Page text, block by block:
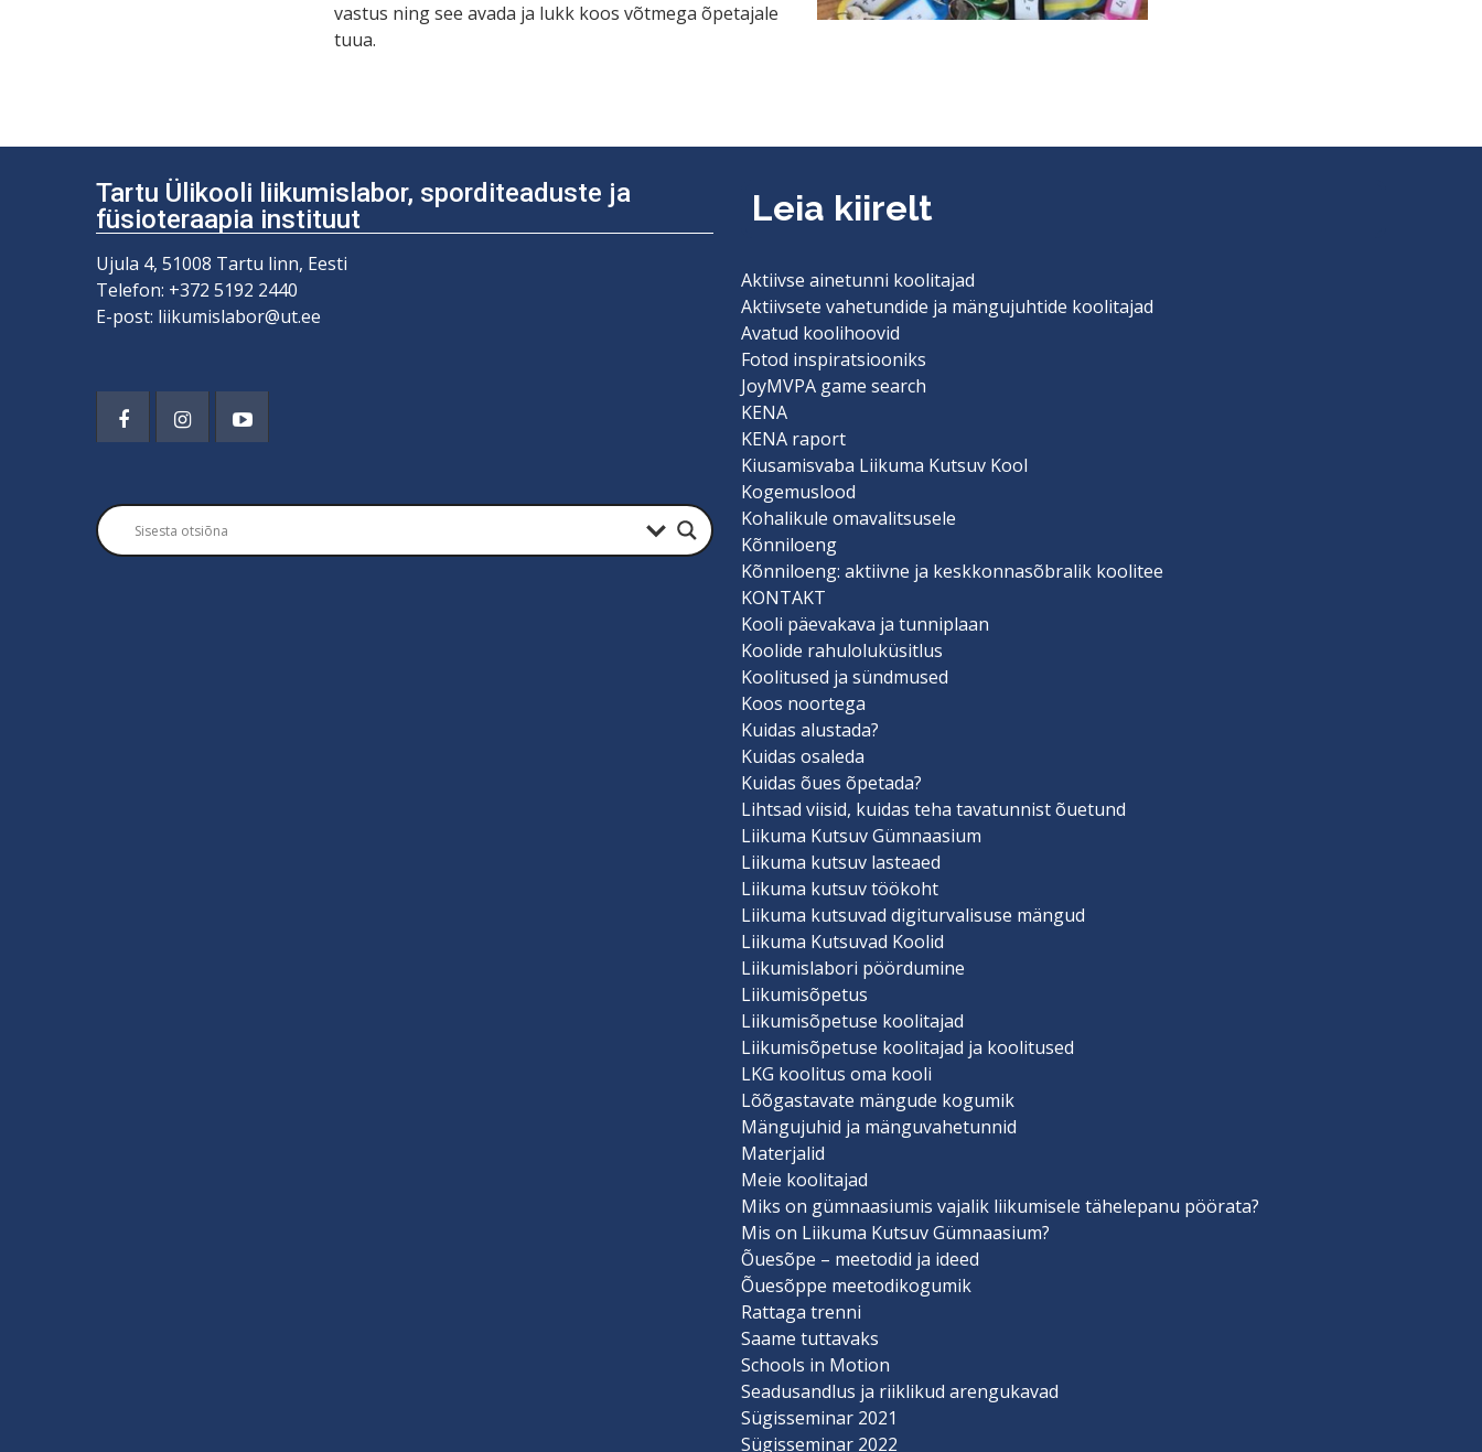
vastus ning see avada ja lukk koos võtmega õpetajale
tuua.
Tartu Ülikooli liikumislabor, sporditeaduste ja
füsioteraapia instituut
Ujula 4, 51008 Tartu linn, Eesti
Telefon: +372 5192 2440
E-post: liikumislabor@ut.ee
Leia kiirelt
Aktiivse ainetunni koolitajad
Aktiivsete vahetundide ja mängujuhtide koolitajad
Avatud koolihoovid
Fotod inspiratsiooniks
JoyMVPA game search
KENA
KENA raport
Kiusamisvaba Liikuma Kutsuv Kool
Kogemuslood
Kohalikule omavalitsusele
Kõnniloeng
Kõnniloeng: aktiivne ja keskkonnasõbralik koolitee
KONTAKT
Kooli päevakava ja tunniplaan
Koolide rahuloluküsitlus
Koolitused ja sündmused
Koos noortega
Kuidas alustada?
Kuidas osaleda
Kuidas õues õpetada?
Lihtsad viisid, kuidas teha tavatunnist õuetund
Liikuma Kutsuv Gümnaasium
Liikuma kutsuv lasteaed
Liikuma kutsuv töökoht
Liikuma kutsuvad digiturvalisuse mängud
Liikuma Kutsuvad Koolid
Liikumislabori pöördumine
Liikumisõpetus
Liikumisõpetuse koolitajad
Liikumisõpetuse koolitajad ja koolitused
LKG koolitus oma kooli
Lõõgastavate mängude kogumik
Mängujuhid ja mänguvahetunnid
Materjalid
Meie koolitajad
Miks on gümnaasiumis vajalik liikumisele tähelepanu pöörata?
Mis on Liikuma Kutsuv Gümnaasium?
Õuesõpe – meetodid ja ideed
Õuesõppe meetodikogumik
Rattaga trenni
Saame tuttavaks
Schools in Motion
Seadusandlus ja riiklikud arengukavad
Sügisseminar 2021
Sügisseminar 2022